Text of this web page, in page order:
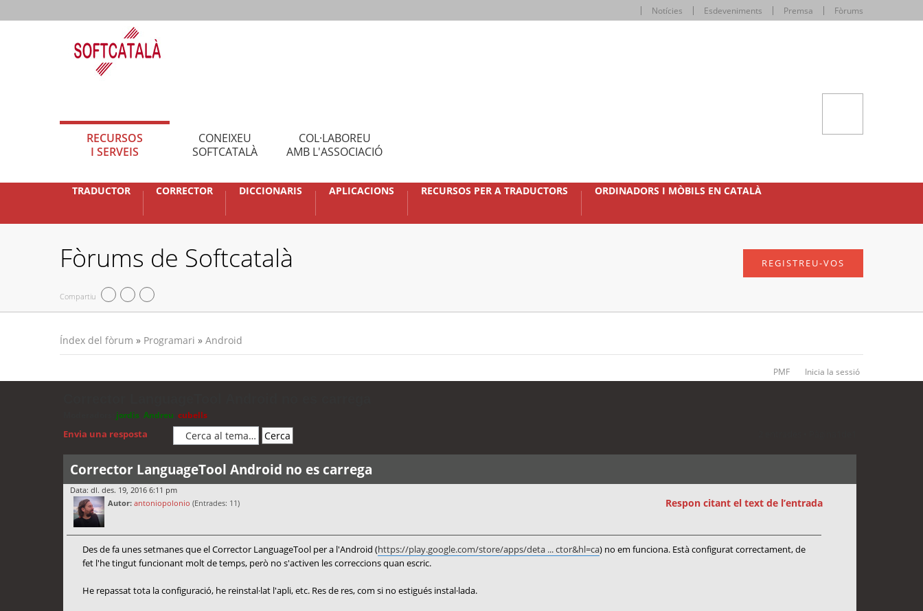
Notícies Esdeveniments Premsa Fòrums
RECURSOS
I SERVEIS
CONEIXEU
SOFTCATALÀ
COL·LABOREU
AMB L'ASSOCIACIÓ
TRADUCTOR CORRECTOR DICCIONARIS APLICACIONS RECURSOS PER A TRADUCTORS ORDINADORS I MÒBILS EN CATALÀ
Fòrums de Softcatalà
Compartiu
REGISTREU-VOS
Índex del fòrum » Programari » Android
PMF Inicia la sessió
jordis Andreu cubells
Envia una resposta
Corrector LanguageTool Android no es carrega
Data: dl. des. 19, 2016 6:11 pm
Autor: antoniopolonio (Entrades: 11) Respon citant el text de l’entrada
Des de fa unes setmanes que el Corrector LanguageTool per a l'Android (https://play.google.com/store/apps/deta ... ctor&hl=ca) no em funciona. Està configurat correctament, de
fet l'he tingut funcionant molt de temps, però no s'activen les correccions quan escric.
He repassat tota la configuració, he reinstal·lat l'apli, etc. Res de res, com si no estigués instal·lada.